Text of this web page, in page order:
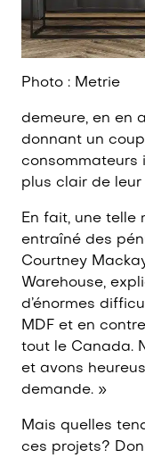
Photo : Metrie
demeure, en en
donnant un
consommateurs
plus clair de leur
En fait, une telle
entraîné des
Courtney
Warehouse,
d’énormes
MDF et en
tout le Canada.
et avons
demande. »
Mais quelles
ces projets?